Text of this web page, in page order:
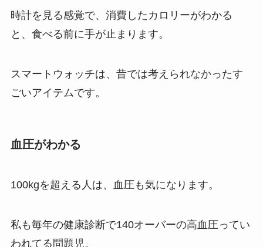
時計を見る感覚で、消費したカロリーがわかる
と、食べる前に手が止まります。
スマートウォッチは、昔では考えられなかったす
ごいアイテムです。
血圧がわかる
100kgを超える人は、血圧も気になります。
私も毎年の健康診断で140オーバーの高血圧ってい
われてる問題児。